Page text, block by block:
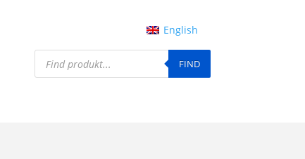
English
Products
search
FIND